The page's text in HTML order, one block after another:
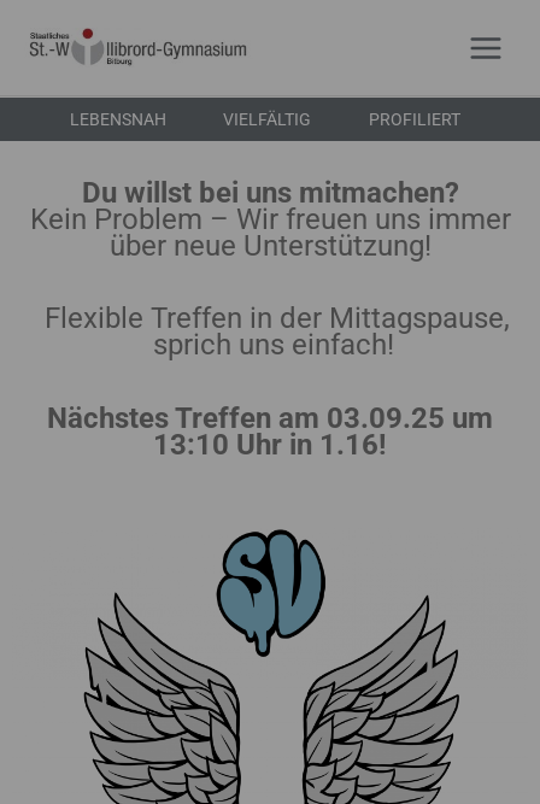
Inhalt
LEBENSNAH VIELFÄLTIG PROFILIERT
Du willst bei uns mitmachen?
Kein Problem – Wir freuen uns immer
über neue Unterstützung!
Flexible Treffen in der Mittagspause,
sprich uns einfach!
Nächstes Treffen am 03.09.25 um
13:10 Uhr in 1.16!